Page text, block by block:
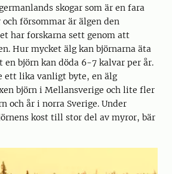
skogar som är en fara
försommar är älgen den
har forskarna sett genom att
Hur mycket älg kan björnarna äta
en björn kan döda 6-7 kalvar per år.
ett lika vanligt byte, en älg
björn i Mellansverige och lite fler
och år i norra Sverige. Under
kost till stor del av myror, bär